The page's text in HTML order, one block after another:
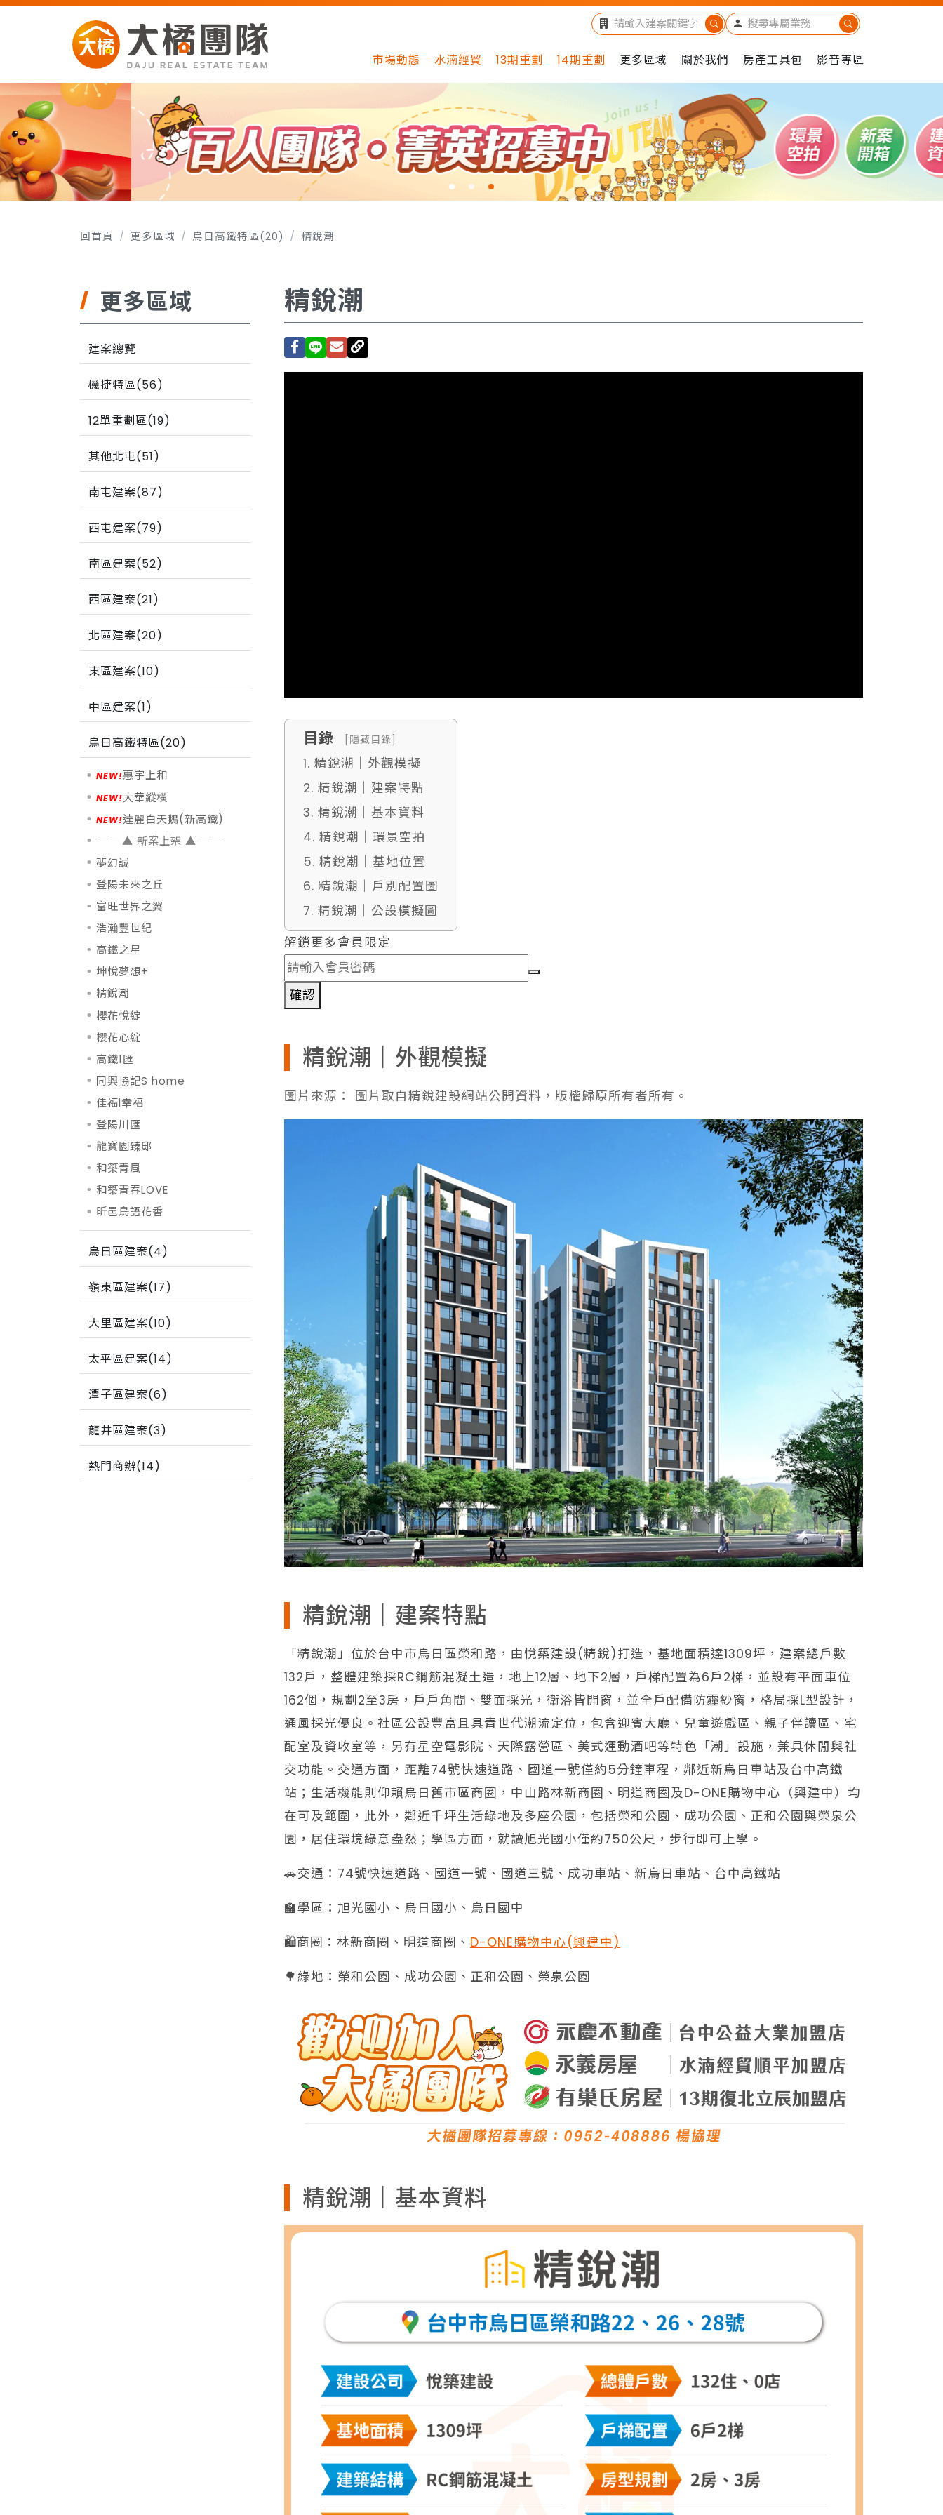
市場動態 水湳經貿 13期重劃 14期重劃 更多區域 關於我們 房產工具包 影音專區
回首頁 更多區域 烏日高鐵特區(20) 精銳潮
更多區域
建案總覽
機捷特區(56)
12單重劃區(19)
其他北屯(51)
南屯建案(87)
西屯建案(79)
南區建案(52)
西區建案(21)
北區建案(20)
東區建案(10)
中區建案(1)
烏日高鐵特區(20)
惠宇上和
大華縱橫
達麗白天鵝(新高鐵)
夢幻誠
登陽未來之丘
富旺世界之翼
浩瀚豐世紀
高鐵之星
坤悅夢想+
精銳潮
櫻花悅綻
櫻花心綻
高鐵1匯
同興協記S home
佳福i幸福
登陽川匯
龍寶園臻邸
和築青風
和築青春LOVE
昕邑鳥語花香
烏日區建案(4)
嶺東區建案(17)
大里區建案(10)
太平區建案(14)
潭子區建案(6)
龍井區建案(3)
熱門商辦(14)
精銳潮
目錄 [隱藏目錄]
1. 精銳潮｜外觀模擬
2. 精銳潮｜建案特點
3. 精銳潮｜基本資料
4. 精銳潮｜環景空拍
5. 精銳潮｜基地位置
6. 精銳潮｜戶別配置圖
7. 精銳潮｜公設模擬圖
解鎖更多會員限定
確認
精銳潮｜外觀模擬
圖片來源： 圖片取自精銳建設網站公開資料，版權歸原所有者所有。
精銳潮｜建案特點
「精銳潮」位於台中市烏日區榮和路，由悅築建設(精銳)打造，基地面積達1309坪，建案總戶數
132戶，整體建築採RC鋼筋混凝土造，地上12層、地下2層，戶梯配置為6戶2梯，並設有平面車位
162個，規劃2至3房，戶戶角間、雙面採光，衛浴皆開窗，並全戶配備防霾紗窗，格局採L型設計，
通風採光優良。社區公設豐富且具青世代潮流定位，包含迎賓大廳、兒童遊戲區、親子伴讀區、宅
配室及資收室等，另有星空電影院、天際露營區、美式運動酒吧等特色「潮」設施，兼具休閒與社
交功能。交通方面，距離74號快速道路、國道一號僅約5分鐘車程，鄰近新烏日車站及台中高鐵
站；生活機能則仰賴烏日舊市區商圈，中山路林新商圈、明道商圈及D-ONE購物中心（興建中）均
在可及範圍，此外，鄰近千坪生活綠地及多座公園，包括榮和公園、成功公園、正和公園與榮泉公
園，居住環境綠意盎然；學區方面，就讀旭光國小僅約750公尺，步行即可上學。
🚗交通：74號快速道路、國道一號、國道三號、成功車站、新烏日車站、台中高鐵站
🏫學區：旭光國小、烏日國小、烏日國中
🛍️商圈：林新商圈、明道商圈、 D-ONE購物中心(興建中)
🌳綠地：榮和公園、成功公園、正和公園、榮泉公園
精銳潮｜基本資料